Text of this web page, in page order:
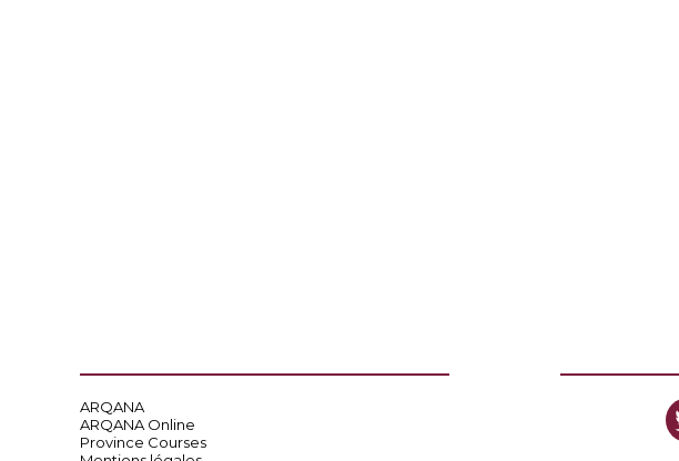
ARQANA
ARQANA Online
Province Courses